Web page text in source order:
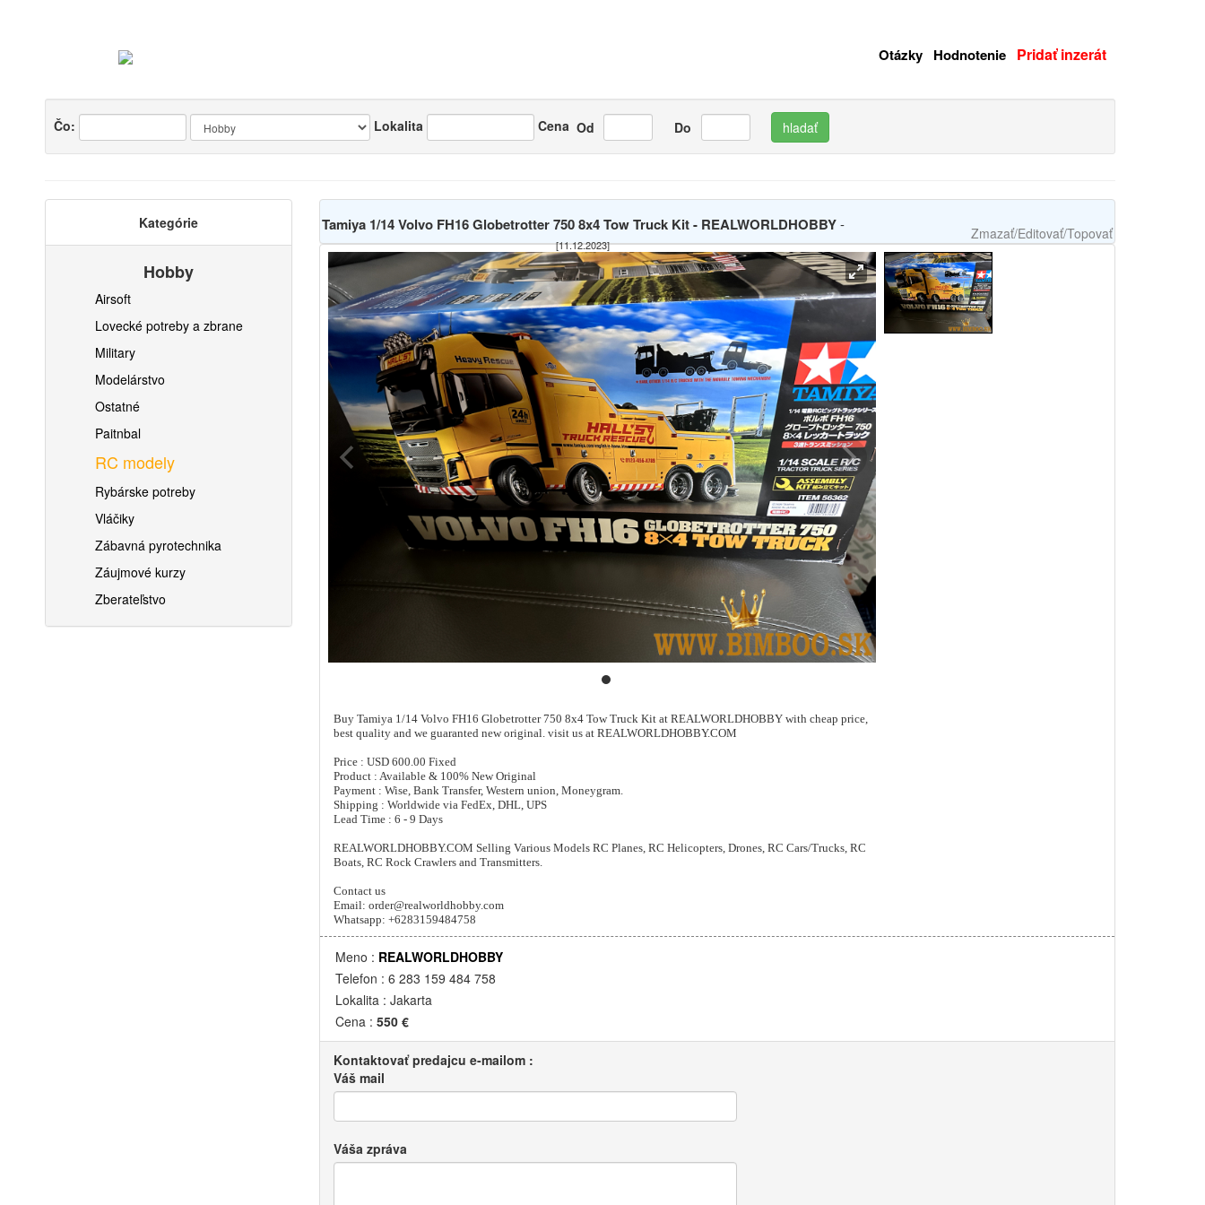
Otázky Hodnotenie Pridať inzerát
Čo: Lokalita Cena Od Do hladať
Kategórie
Hobby
Airsoft
Lovecké potreby a zbrane
Military
Modelárstvo
Ostatné
Paitnbal
RC modely
Rybárske potreby
Vláčiky
Zábavná pyrotechnika
Záujmové kurzy
Zberateľstvo
Tamiya 1/14 Volvo FH16 Globetrotter 750 8x4 Tow Truck Kit - REALWORLDHOBBY-
[11.12.2023]
Zmazať/Editovať/Topovať
Buy Tamiya 1/14 Volvo FH16 Globetrotter 750 8x4 Tow Truck Kit at REALWORLDHOBBY with cheap price,
best quality and we guaranted new original. visit us at REALWORLDHOBBY.COM
Price : USD 600.00 Fixed
Product : Available & 100% New Original
Payment : Wise, Bank Transfer, Western union, Moneygram.
Shipping : Worldwide via FedEx, DHL, UPS
Lead Time : 6 - 9 Days
REALWORLDHOBBY.COM Selling Various Models RC Planes, RC Helicopters, Drones, RC Cars/Trucks, RC
Boats, RC Rock Crawlers and Transmitters.
Contact us
Email: order@realworldhobby.com
Whatsapp: +6283159484758
Meno : REALWORLDHOBBY
Telefon : 6 283 159 484 758
Lokalita : Jakarta
Cena : 550 €
Kontaktovať predajcu e-mailom :
Váš mail
Váša zpráva